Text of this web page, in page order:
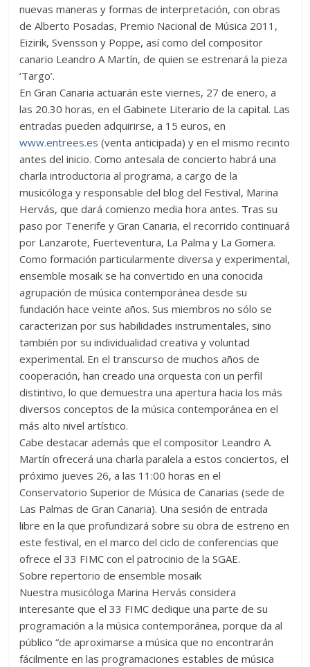
nuevas maneras y formas de interpretación, con obras
de Alberto Posadas, Premio Nacional de Música 2011,
Eizirik, Svensson y Poppe, así como del compositor
canario Leandro A Martín, de quien se estrenará la pieza
‘Targo’.
En Gran Canaria actuarán este viernes, 27 de enero, a
las 20.30 horas, en el Gabinete Literario de la capital. Las
entradas pueden adquirirse, a 15 euros, en
www.entrees.es (venta anticipada) y en el mismo recinto
antes del inicio. Como antesala de concierto habrá una
charla introductoria al programa, a cargo de la
musicóloga y responsable del blog del Festival, Marina
Hervás, que dará comienzo media hora antes. Tras su
paso por Tenerife y Gran Canaria, el recorrido continuará
por Lanzarote, Fuerteventura, La Palma y La Gomera.
Como formación particularmente diversa y experimental,
ensemble mosaik se ha convertido en una conocida
agrupación de música contemporánea desde su
fundación hace veinte años. Sus miembros no sólo se
caracterizan por sus habilidades instrumentales, sino
también por su individualidad creativa y voluntad
experimental. En el transcurso de muchos años de
cooperación, han creado una orquesta con un perfil
distintivo, lo que demuestra una apertura hacia los más
diversos conceptos de la música contemporánea en el
más alto nivel artístico.
Cabe destacar además que el compositor Leandro A.
Martín ofrecerá una charla paralela a estos conciertos, el
próximo jueves 26, a las 11:00 horas en el
Conservatorio Superior de Música de Canarias (sede de
Las Palmas de Gran Canaria). Una sesión de entrada
libre en la que profundizará sobre su obra de estreno en
este festival, en el marco del ciclo de conferencias que
ofrece el 33 FIMC con el patrocinio de la SGAE.
Sobre repertorio de ensemble mosaik
Nuestra musicóloga Marina Hervás considera
interesante que el 33 FIMC dedique una parte de su
programación a la música contemporánea, porque da al
público “de aproximarse a música que no encontrarán
fácilmente en las programaciones estables de música